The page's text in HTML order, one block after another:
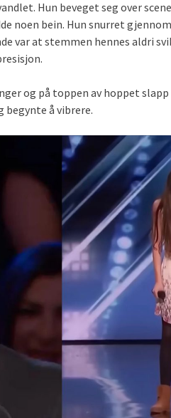
Hun beveget seg over
noen bein. Hun snurret
var at stemmen hennes aldri
og på toppen av hoppet
begynte å vibrere.